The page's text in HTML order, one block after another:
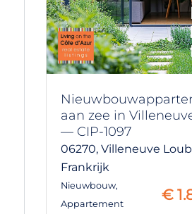
aan zee in
— CIP-1097
06270, Villeneuve
Frankrijk
Nieuwbouw,
Appartement
€